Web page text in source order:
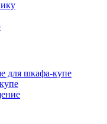
для шкафа-купе